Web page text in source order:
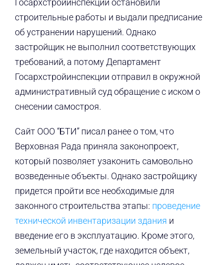
Госархстройинспекции остановили
строительные работы и выдали предписание
об устранении нарушений. Однако
застройщик не выполнил соответствующих
требований, а потому Департамент
Госархстройинспекции отправил в окружной
административный суд обращение с иском о
снесении самостроя.
Сайт ООО “БТИ” писал ранее о том, что
Верховная Рада приняла законопроект,
который позволяет узаконить самовольно
возведенные объекты. Однако застройщику
придется пройти все необходимые для
законного строительства этапы: проведение
технической инвентаризации здания и
введение его в эксплуатацию. Кроме этого,
земельный участок, где находится объект,